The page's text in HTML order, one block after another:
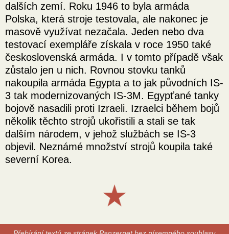
dalších zemí. Roku 1946 to byla armáda
Polska, která stroje testovala, ale nakonec je
masově využívat nezačala. Jeden nebo dva
testovací exempláře získala v roce 1950 také
československá armáda. I v tomto případě však
zůstalo jen u nich. Rovnou stovku tanků
nakoupila armáda Egypta a to jak původních IS-
3 tak modernizovaných IS-3M. Egypťané tanky
bojově nasadili proti Izraeli. Izraelci během bojů
několik těchto strojů ukořistili a stali se tak
dalším národem, v jehož službách se IS-3
objevil. Neznámé množství strojů koupila také
severní Korea.